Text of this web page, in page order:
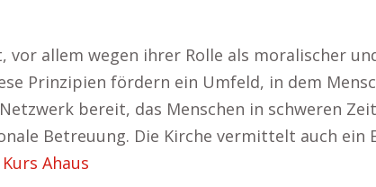
allem wegen ihrer Rolle als moralischer
Prinzipien fördern ein Umfeld, in dem
bereit, das Menschen in schweren
Betreuung. Die Kirche vermittelt auch ein
Ahaus